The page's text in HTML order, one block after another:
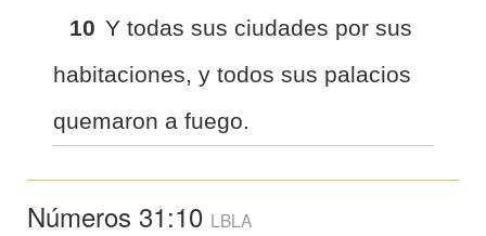
10 Y todas sus ciudades por sus
habitaciones, y todos sus palacios
quemaron a fuego.
Números 31:10 LBLA